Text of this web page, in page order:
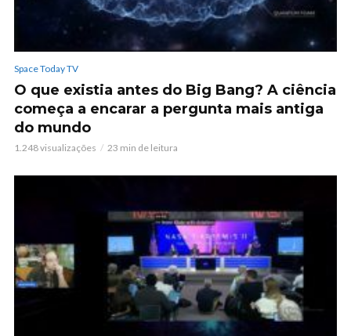
Space Today TV
O que existia antes do Big Bang? A ciência
começa a encarar a pergunta mais antiga
do mundo
1.248 visualizações 23 min de leitura